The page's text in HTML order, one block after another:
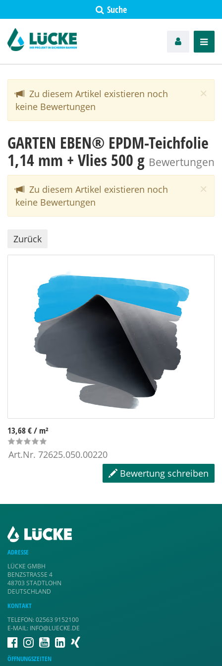
Suche
×
Zu diesem Artikel existieren noch
keine Bewertungen
GARTEN EBEN® EPDM-Teichfolie
1,14 mm + Vlies 500 g Bewertungen
×
Zu diesem Artikel existieren noch
keine Bewertungen
Zurück
13,68 €/ m²
Art.Nr. 72625.050.00220
Bewertung schreiben
ADRESSE
LÜCKE GMBH
BENZSTRASSE 4
48703 STADTLOHN
DEUTSCHLAND
KONTAKT
TELEFON: 02563 9152100
E-MAIL: INFO@LUECKE.DE
ÖFFNUNGSZEITEN